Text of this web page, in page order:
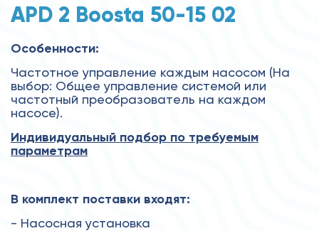
APD 2 Boosta 50-15 02
Особенности:
Частотное управление каждым насосом (На
выбор: Общее управление системой или
частотный преобразователь на каждом
насосе).
Индивидуальный подбор по требуемым
параметрам
В комплект поставки входят:
- Насосная установка